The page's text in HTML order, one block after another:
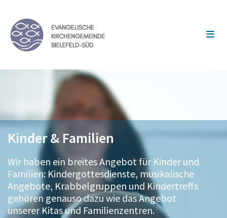
Kinder & Familien
Wir haben ein breites Angebot für Kinder und
Familien: Kindergottesdienste, musikalische
Angebote, Krabbelgruppen und Kindertreffs
gehören genauso dazu wie das Angebot
unserer Kitas und Familienzentren.